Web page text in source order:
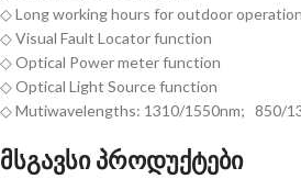
◇ Long working hours for outdoor operation
◇ Visual Fault Locator function
◇ Optical Power meter function
◇ Optical Light Source function
◇ Mutiwavelengths: 1310/1550nm; 850/
მსგავსი პროდუქტები